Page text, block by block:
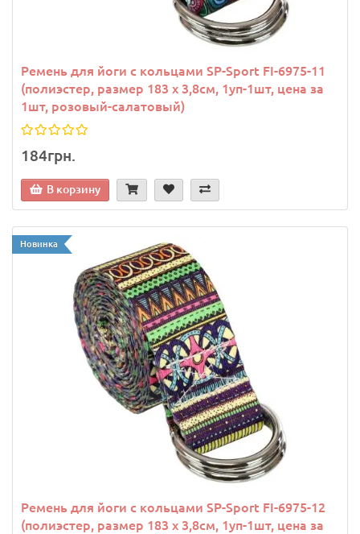
Ремень для йоги с кольцами SP-Sport FI-6975-11
(полиэстер, размер 183 x 3,8см, 1уп-1шт, цена за
1шт, розовый-салатовый)
184грн.
В корзину
Новинка
Ремень для йоги с кольцами SP-Sport FI-6975-12
(полиэстер, размер 183 x 3,8см, 1уп-1шт, цена за